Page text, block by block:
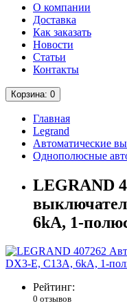
О компании
Доставка
Как заказать
Новости
Статьи
Контакты
Корзина: 0
Главная
Legrand
Автоматические
Однополюсные
LEGRAND
6kA, 1-
Рейтинг:
0 отзывов